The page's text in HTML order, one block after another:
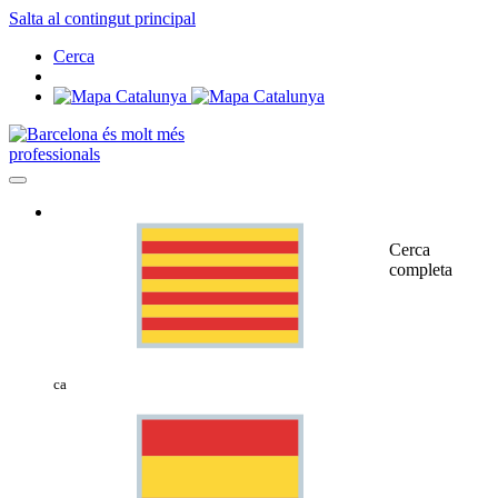
Salta al contingut principal
Cerca
professionals
ca
Cerca
completa